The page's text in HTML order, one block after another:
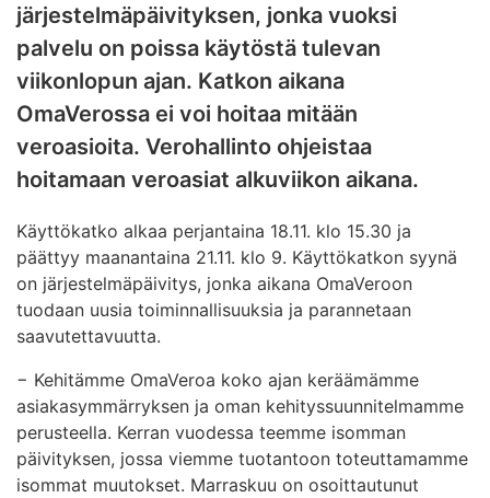
järjestelmäpäivityksen, jonka vuoksi
palvelu on poissa käytöstä tulevan
viikonlopun ajan. Katkon aikana
OmaVerossa ei voi hoitaa mitään
veroasioita. Verohallinto ohjeistaa
hoitamaan veroasiat alkuviikon aikana.
Käyttökatko alkaa perjantaina 18.11. klo 15.30 ja
päättyy maanantaina 21.11. klo 9. Käyttökatkon syynä
on järjestelmäpäivitys, jonka aikana OmaVeroon
tuodaan uusia toiminnallisuuksia ja parannetaan
saavutettavuutta.
− Kehitämme OmaVeroa koko ajan keräämämme
asiakasymmärryksen ja oman kehityssuunnitelmamme
perusteella. Kerran vuodessa teemme isomman
päivityksen, jossa viemme tuotantoon toteuttamamme
isommat muutokset. Marraskuu on osoittautunut